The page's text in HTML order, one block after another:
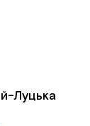
Луцька